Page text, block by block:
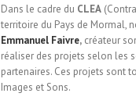
Dans le cadre du CLEA
territoire du Pays de Mormal,
Emmanuel Faivre, créateur
réaliser des projets selon les
partenaires. Ces projets sont
Images et Sons.